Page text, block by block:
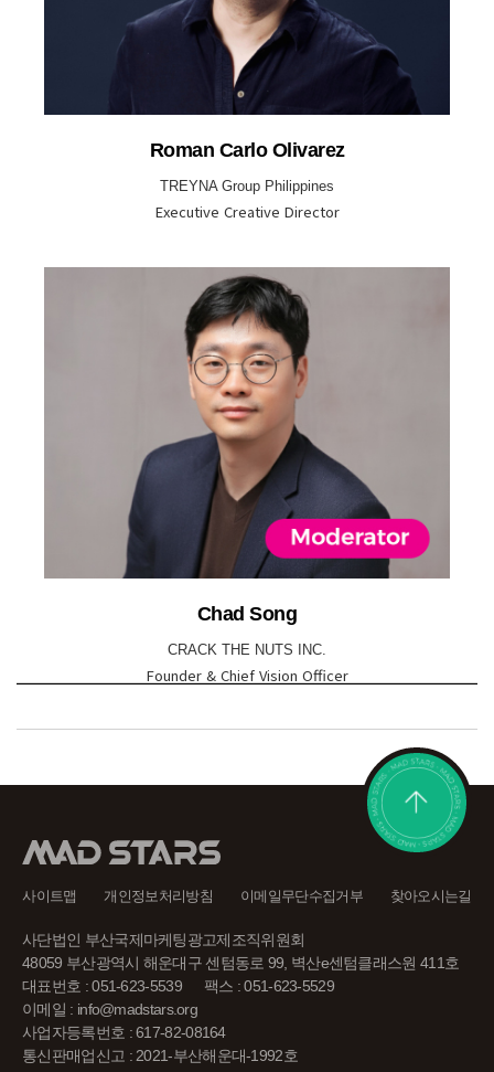
Roman Carlo Olivarez
TREYNA Group Philippines
Executive Creative Director
Chad Song
CRACK THE NUTS INC.
Founder & Chief Vision Officer
사이트맵 개인정보처리방침 이메일무단수집거부 찾아오시는길
사단법인 부산국제마케팅광고제조직위원회
48059 부산광역시 해운대구 센텀동로 99, 벽산e센텀클래스원 411호
대표번호 : 051-623-5539
팩스 : 051-623-5529
이메일 : info@madstars.org
사업자등록번호 : 617-82-08164
통신판매업신고 : 2021-부산해운대-1992호